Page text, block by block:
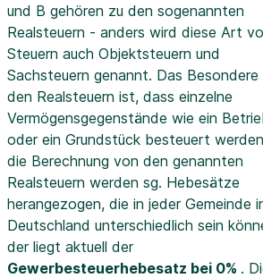
und B gehören zu den sogenannten
Realsteuern - anders wird diese Art
Steuern auch Objektsteuern und
Sachsteuern genannt. Das Besondere
den Realsteuern ist, dass einzelne
Vermögensgegenstände wie ein
oder ein Grundstück besteuert
die Berechnung von den genannten
Realsteuern werden sg. Hebesätze
herangezogen, die in jeder Gemeinde
Deutschland unterschiedlich sein
der liegt aktuell der
Gewerbesteuerhebesatz bei 0% .